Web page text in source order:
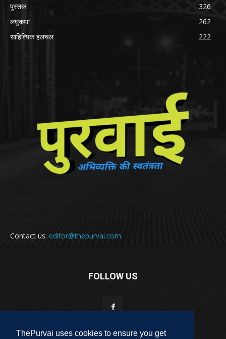
ThePurvai uses cookies to ensure you get
पुस्तक
326
लघुकथा
262
साहित्यिक हलचल
222
Contact us: editor@thepurvai.com
FOLLOW US